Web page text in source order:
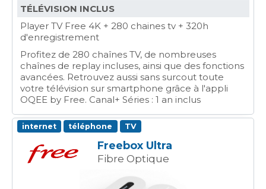
TÉLÉVISION INCLUS
Player TV Free 4K + 280 chaines tv + 320h
d'enregistrement
Profitez de 280 chaînes TV, de nombreuses
chaînes de replay incluses, ainsi que des fonctions
avancées. Retrouvez aussi sans surcout toute
votre télévision sur smartphone grâce à l'appli
OQEE by Free. Canal+ Séries : 1 an inclus
internet téléphone TV
Freebox Ultra
Fibre Optique